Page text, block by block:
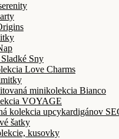
Sny
Love Charms
minikolekcia Bianco
VOYAGE
kolekcia upcykardigánov
šatky
kusovky